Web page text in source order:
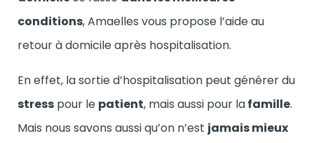
conditions, Amaelles vous propose l’aide au
retour à domicile après hospitalisation.
En effet, la sortie d’hospitalisation peut générer du
stress pour le patient, mais aussi pour lafamille.
Mais nous savons aussi qu’on n’est jamais mieux